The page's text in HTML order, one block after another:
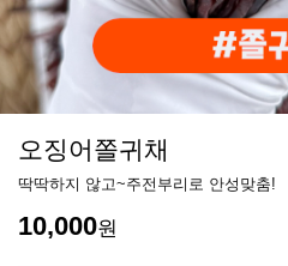
오징어쫄귀채
딱딱하지 않고~주전부리로 안성맞춤!
10,000원